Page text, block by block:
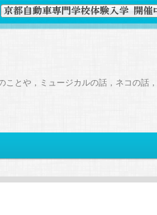
ことや，ミュージカルの話，ネコの話